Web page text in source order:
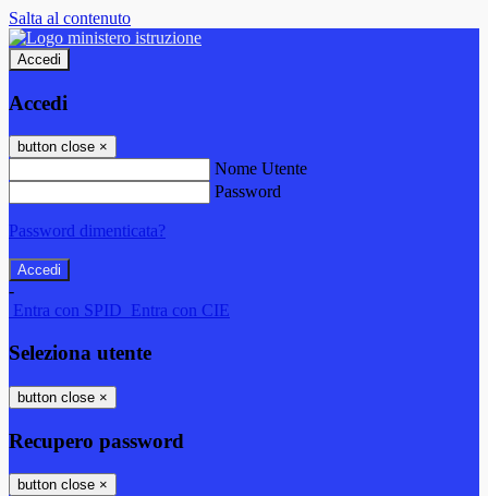
Salta al contenuto
Accedi
Accedi
button close ×
Nome Utente
Password
Password dimenticata?
-
Entra con SPID Entra con CIE
Seleziona utente
button close ×
Recupero password
button close ×